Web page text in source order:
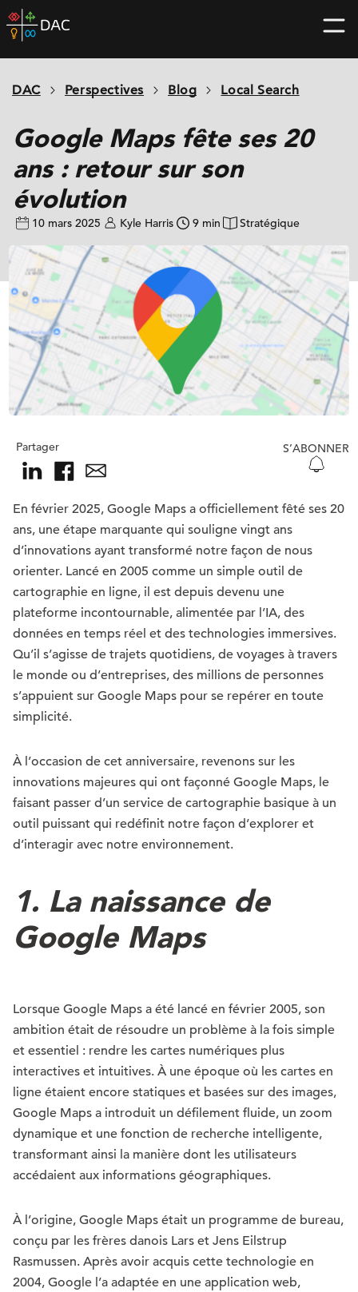
Skip
to
home
DAC Perspectives Blog Local Search
Google Maps fête ses 20
ans : retour sur son
évolution
10 mars 2025 Kyle Harris 9 min Stratégique
Partager S’ABONNER
En février 2025, Google Maps a officiellement fêté ses 20
ans, une étape marquante qui souligne vingt ans
d’innovations ayant transformé notre façon de nous
orienter. Lancé en 2005 comme un simple outil de
cartographie en ligne, il est depuis devenu une
plateforme incontournable, alimentée par l’IA, des
données en temps réel et des technologies immersives.
Qu’il s’agisse de trajets quotidiens, de voyages à travers
le monde ou d’entreprises, des millions de personnes
s’appuient sur Google Maps pour se repérer en toute
simplicité.
À l’occasion de cet anniversaire, revenons sur les
innovations majeures qui ont façonné Google Maps, le
faisant passer d’un service de cartographie basique à un
outil puissant qui redéfinit notre façon d’explorer et
d’interagir avec notre environnement.
1. La naissance de
Google Maps
Lorsque Google Maps a été lancé en février 2005, son
ambition était de résoudre un problème à la fois simple
et essentiel : rendre les cartes numériques plus
interactives et intuitives. À une époque où les cartes en
ligne étaient encore statiques et basées sur des images,
Google Maps a introduit un défilement fluide, un zoom
dynamique et une fonction de recherche intelligente,
transformant ainsi la manière dont les utilisateurs
accédaient aux informations géographiques.
À l’origine, Google Maps était un programme de bureau,
conçu par les frères danois Lars et Jens Eilstrup
Rasmussen. Après avoir acquis cette technologie en
2004, Google l’a adaptée en une application web,